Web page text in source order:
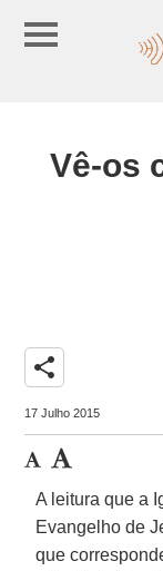
Vê-os
share
17 Julho 2015
A leitura que a
Evangelho de
que